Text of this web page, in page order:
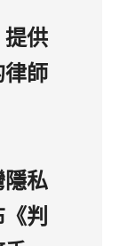
供
師
私
判